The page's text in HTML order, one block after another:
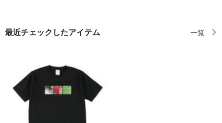
最近チェックしたアイテム 一覧